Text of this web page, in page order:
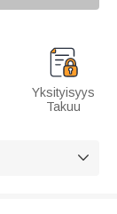
Yksityisyys
Takuu
